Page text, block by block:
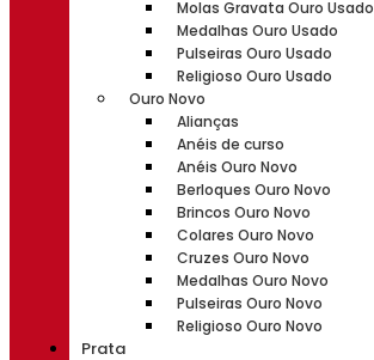
Molas Gravata Ouro Usado
Medalhas Ouro Usado
Pulseiras Ouro Usado
Religioso Ouro Usado
Ouro Novo
Alianças
Anéis de curso
Anéis Ouro Novo
Berloques Ouro Novo
Brincos Ouro Novo
Colares Ouro Novo
Cruzes Ouro Novo
Medalhas Ouro Novo
Pulseiras Ouro Novo
Religioso Ouro Novo
Prata